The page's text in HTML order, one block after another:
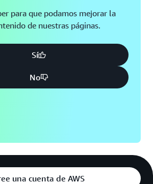
para que podamos mejorar la
de nuestras páginas.
Sí
No
una cuenta de AWS